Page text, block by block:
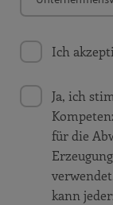
Ich
Ja, ich
für die
kann